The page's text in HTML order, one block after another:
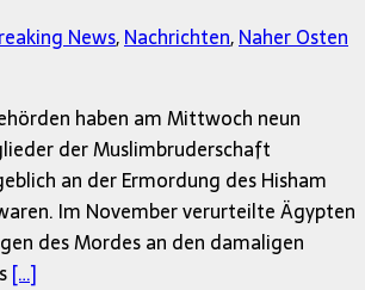
News,Nachrichten,Naher Osten
haben am Mittwoch neun
der Muslimbruderschaft
an der Ermordung des Hisham
Im November verurteilte Ägypten
des Mordes an den damaligen
[…]